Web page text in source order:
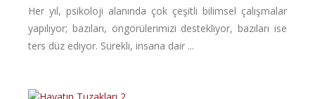
Her yıl, psikoloji alanında çok çeşitli bilimsel çalışmalar
yapılıyor; bazıları, öngörülerimizi destekliyor, bazıları ise
ters düz ediyor. Sürekli, insana dair ...